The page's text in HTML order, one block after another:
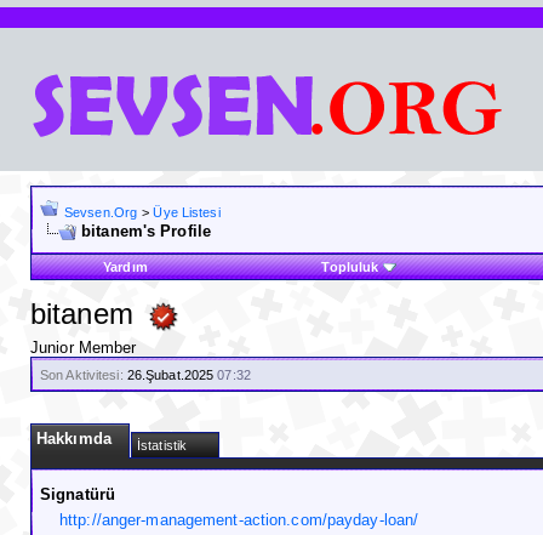
Sevsen.Org >Üye Listesi
bitanem's Profile
Yardım Topluluk
bitanem
Junior Member
Son Aktivitesi: 26.Şubat.202507:32
Hakkımda İstatistik
Signatürü
http://anger-management-action.com/payday-loan/